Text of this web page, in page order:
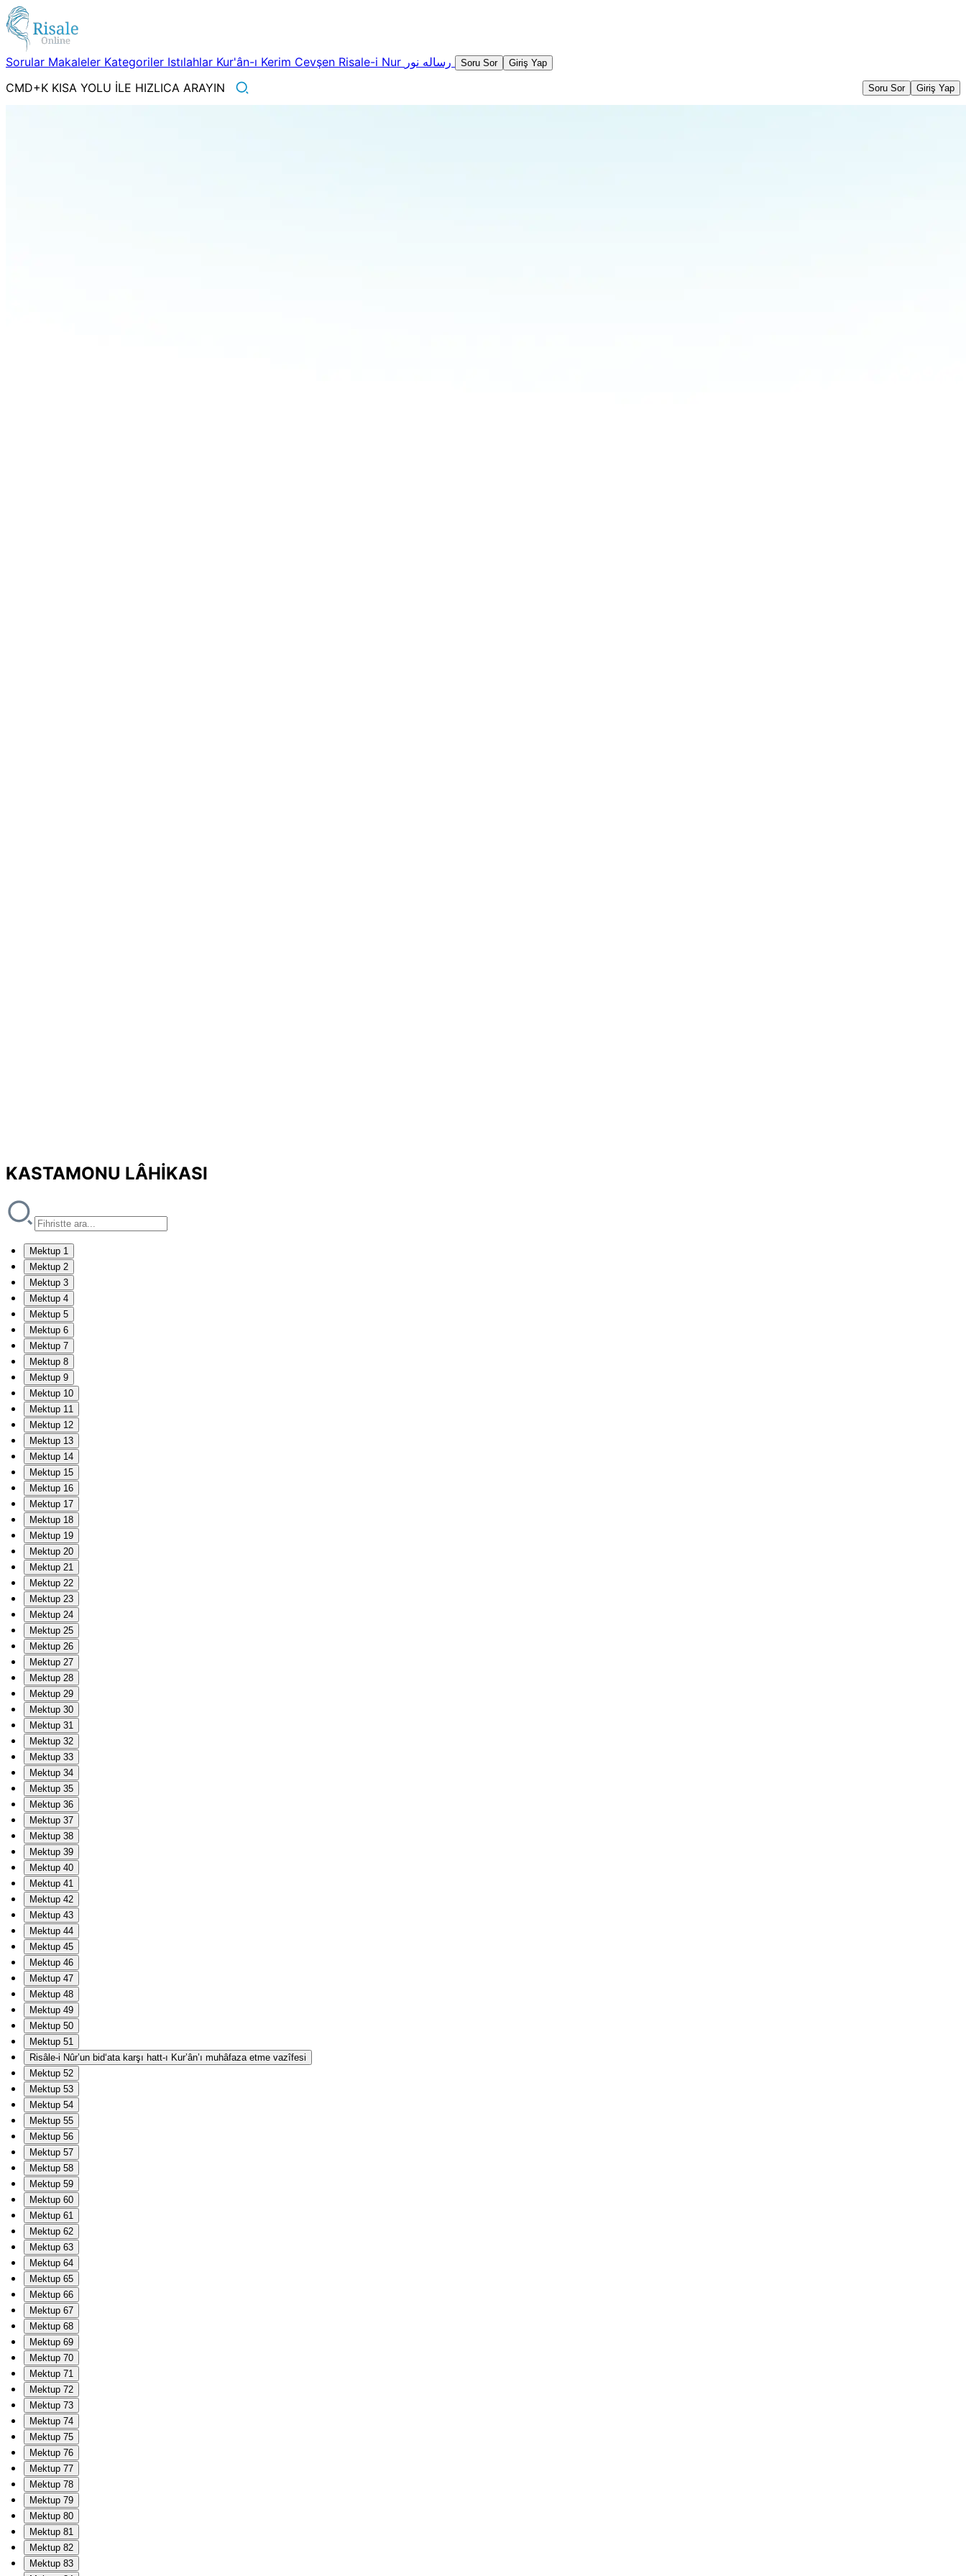
Sorular Makaleler Kategoriler Istılahlar Kur'ân-ı Kerim Cevşen Risale-i Nur Soru Sor Giriş Yap
CMD+K KISA YOLU İLE HIZLICA ARAYIN Soru Sor Giriş Yap
KASTAMONU LÂHİKASI
Mektup 1
Mektup 2
Mektup 3
Mektup 4
Mektup 5
Mektup 6
Mektup 7
Mektup 8
Mektup 9
Mektup 10
Mektup 11
Mektup 12
Mektup 13
Mektup 14
Mektup 15
Mektup 16
Mektup 17
Mektup 18
Mektup 19
Mektup 20
Mektup 21
Mektup 22
Mektup 23
Mektup 24
Mektup 25
Mektup 26
Mektup 27
Mektup 28
Mektup 29
Mektup 30
Mektup 31
Mektup 32
Mektup 33
Mektup 34
Mektup 35
Mektup 36
Mektup 37
Mektup 38
Mektup 39
Mektup 40
Mektup 41
Mektup 42
Mektup 43
Mektup 44
Mektup 45
Mektup 46
Mektup 47
Mektup 48
Mektup 49
Mektup 50
Mektup 51
Risâle-i Nûr’un bid‘ata karşı hatt-ı Kur’ân’ı muhâfaza etme vazîfesi
Mektup 52
Mektup 53
Mektup 54
Mektup 55
Mektup 56
Mektup 57
Mektup 58
Mektup 59
Mektup 60
Mektup 61
Mektup 62
Mektup 63
Mektup 64
Mektup 65
Mektup 66
Mektup 67
Mektup 68
Mektup 69
Mektup 70
Mektup 71
Mektup 72
Mektup 73
Mektup 74
Mektup 75
Mektup 76
Mektup 77
Mektup 78
Mektup 79
Mektup 80
Mektup 81
Mektup 82
Mektup 83